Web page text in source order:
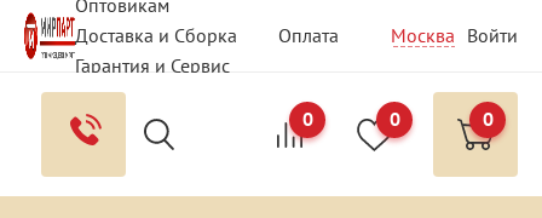
Оптовикам
Доставка и Сборка
Оплата
Гарантия и Сервис
Вопрос - Ответ
Контакты
Москва Войти
0 0 0